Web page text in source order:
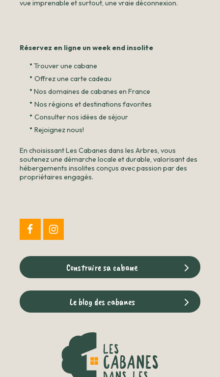
vue imprenable et surtout, une vraie déconnexion.
Réservez en ligne un week end insolite
• Trouver une cabane
• Offrez une carte cadeau
• Nos domaines de cabanes en France
• Nos régions et destinations favorites
• Consulter nos idées de séjour
• Rejoignez nous!
En choisissant Les Cabanes dans les Arbres, vous
soutenez une démarche locale et durable, valorisant des
hébergements insolites conçus avec passion par des
propriétaires engagés.
Construire sa cabane
Le blog des cabanes